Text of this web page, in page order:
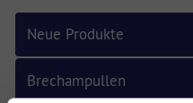
Neue Produkte
Brechampullen